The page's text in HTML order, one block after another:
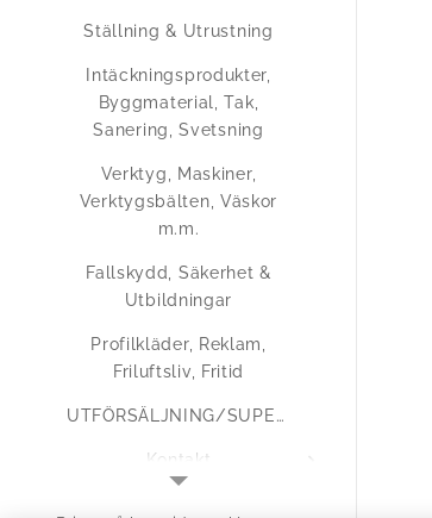
Ställning & Utrustning
Intäckningsprodukter,
Byggmaterial, Tak,
Sanering, Svetsning
Verktyg, Maskiner,
Verktygsbälten, Väskor
m.m.
Fallskydd, Säkerhet &
Utbildningar
Profilkläder, Reklam,
Friluftsliv, Fritid
UTFÖRSÄLJNING/SUPERERBJUDANDEN
Kontakt